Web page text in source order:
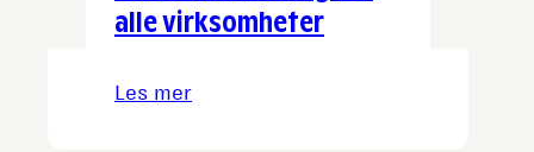
alle virksomheter
Les mer
: